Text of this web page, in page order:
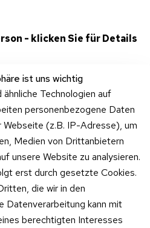
- klicken Sie für Details
ist uns wichtig
Technologien auf
personenbezogene Daten
Webseite (z.B. IP-Adresse), um
Medien von Drittanbietern
unsere Website zu analysieren.
erst durch gesetzte Cookies.
die wir in den
Datenverarbeitung kann mit
berechtigten Interesses